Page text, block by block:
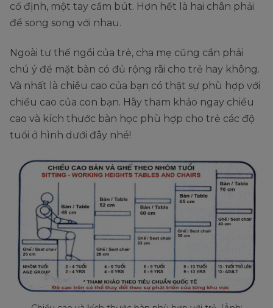
cố định, một tay cầm bút. Hơn hết là hai chân phải
để song song với nhau.
Ngoài tư thế ngồi của trẻ, cha mẹ cũng cần phải
chú ý để mặt bàn có đủ rộng rãi cho trẻ hay không.
Và nhất là chiều cao của bạn có thật sự phù hợp với
chiều cao của con bạn. Hãy tham khảo ngay chiều
cao và kích thước bàn học phù hợp cho trẻ các độ
tuổi ở hình dưới đây nhé!